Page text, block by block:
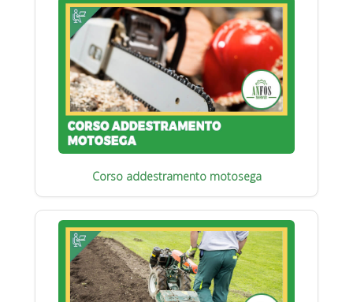
Corso addestramento motosega